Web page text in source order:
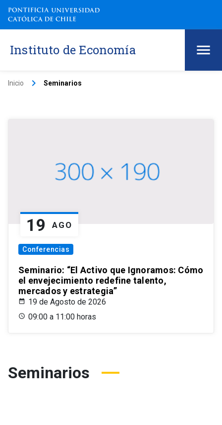
Instituto de Economía
Inicio keyboard_arrow_right Seminarios
19 AGO
Conferencias
Seminario: “El Activo que Ignoramos: Cómo
el envejecimiento redefine talento,
mercados y estrategia”
19 de Agosto de 2026
09:00 a 11:00 horas
Seminarios